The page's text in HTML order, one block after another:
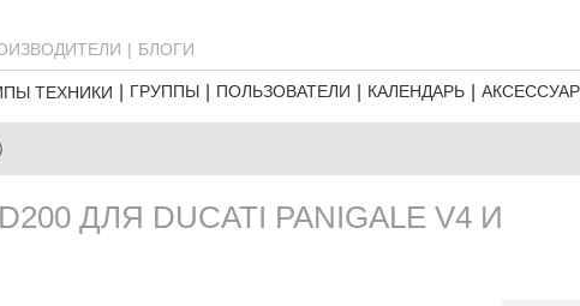
БЛОГИ
ТЕХНИКИ ГРУППЫ ПОЛЬЗОВАТЕЛИ КАЛЕНДАРЬ
ДЛЯ DUCATI PANIGALE V4 И